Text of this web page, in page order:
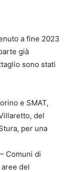
a fine 2023
già
sono stati
e SMAT,
del
per una
Comuni di
del